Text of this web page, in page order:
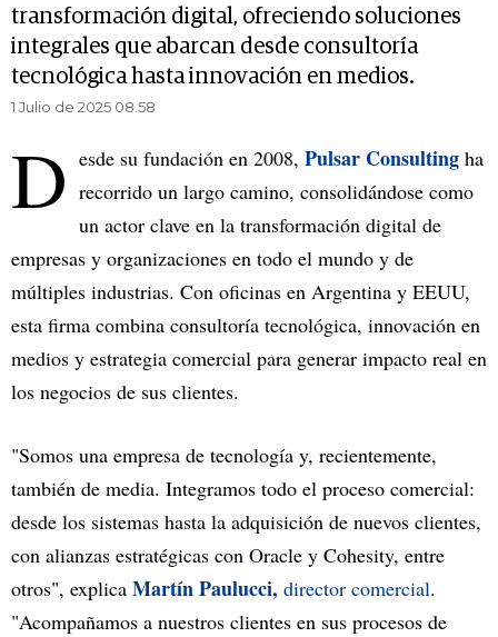
transformación digital, ofreciendo soluciones
integrales que abarcan desde consultoría
tecnológica hasta innovación en medios.
1 Julio de 2025 08.58
D esde su fundación en 2008, Pulsar Consulting ha
recorrido un largo camino, consolidándose como
un actor clave en la transformación digital de
empresas y organizaciones en todo el mundo y de
múltiples industrias. Con oficinas en Argentina y EEUU,
esta firma combina consultoría tecnológica, innovación en
medios y estrategia comercial para generar impacto real en
los negocios de sus clientes.
"Somos una empresa de tecnología y, recientemente,
también de media. Integramos todo el proceso comercial:
desde los sistemas hasta la adquisición de nuevos clientes,
con alianzas estratégicas con Oracle y Cohesity, entre
otros", explica Martín Paulucci, director comercial.
"Acompañamos a nuestros clientes en sus procesos de